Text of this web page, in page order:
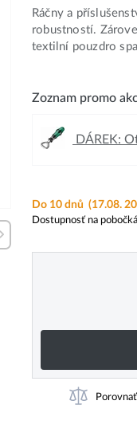
Ráčny a
robustností.
textilní pouzdro
Zoznam promo
DÁREK:
Do 10 dnů (17.08.
Dostupnosť na
Porovnať